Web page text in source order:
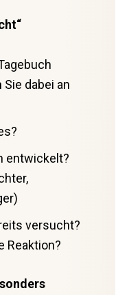
dabei an
entwickelt?
versucht?
Reaktion?